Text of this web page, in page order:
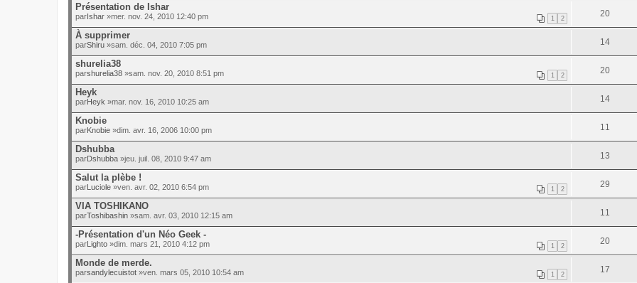
Présentation de Ishar
1 2
parIshar »mer. nov. 24, 2010 12:40 pm 20
À supprimer
parShiru »sam. déc. 04, 2010 7:05 pm 14
shurelia38
1 2
parshurelia38 »sam. nov. 20, 2010 8:51 pm 20
Heyk
parHeyk »mar. nov. 16, 2010 10:25 am 14
Knobie
parKnobie »dim. avr. 16, 2006 10:00 pm 11
Dshubba
parDshubba »jeu. juil. 08, 2010 9:47 am 13
Salut la plèbe !
1 2
parLuciole »ven. avr. 02, 2010 6:54 pm 29
VIA TOSHIKANO
parToshibashin »sam. avr. 03, 2010 12:15 am 11
-Présentation d'un Néo Geek -
1 2
parLighto »dim. mars 21, 2010 4:12 pm 20
Monde de merde.
1 2
parsandylecuistot »ven. mars 05, 2010 10:54 am 17